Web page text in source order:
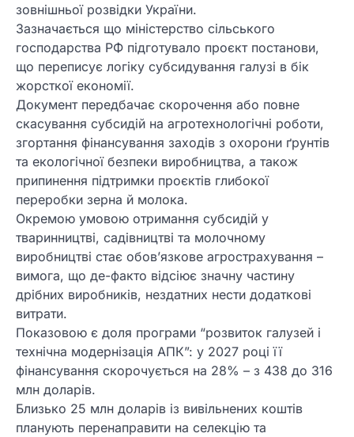
зовнішньої розвідки України.
Зазначається що міністерство сільського
господарства РФ підготувало проєкт постанови,
що переписує логіку субсидування галузі в бік
жорсткої економії.
Документ передбачає скорочення або повне
скасування субсидій на агротехнологічні роботи,
згортання фінансування заходів з охорони ґрунтів
та екологічної безпеки виробництва, а також
припинення підтримки проєктів глибокої
переробки зерна й молока.
Окремою умовою отримання субсидій у
тваринництві, садівництві та молочному
виробництві стає обов’язкове агрострахування –
вимога, що де-факто відсіює значну частину
дрібних виробників, нездатних нести додаткові
витрати.
Показовою є доля програми “розвиток галузей і
технічна модернізація АПК”: у 2027 році її
фінансування скорочується на 28% – з 438 до 316
млн доларів.
Близько 25 млн доларів із вивільнених коштів
планують перенаправити на селекцію та